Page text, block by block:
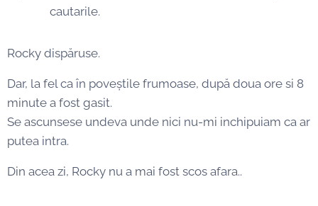
cautarile.
Rocky dispăruse.
Dar, la fel ca în poveștile frumoase, după doua ore si 8
minute a fost gasit.
Se ascunsese undeva unde nici nu-mi inchipuiam ca ar
putea intra.
Din acea zi, Rocky nu a mai fost scos afara..